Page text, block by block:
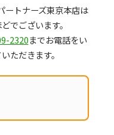
ートナーズ東京本店は
でございます。
2320までお電話をい
ただきます。